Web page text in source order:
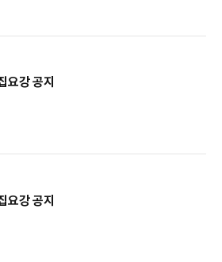
요강 공지
요강 공지